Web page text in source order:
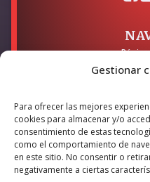
Gestionar
Para ofrecer las mejores
cookies para almacenar y/o
consentimiento de estas
como el comportamiento de
en este sitio. No consentir o
negativamente a ciertas
Sobre
Política
Esta empresa ha sido